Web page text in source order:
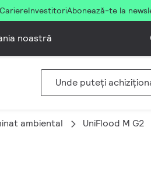
CariereInvestitoriAbonează-te la
noastră
Unde puteți
ambiental UniFlood M G2